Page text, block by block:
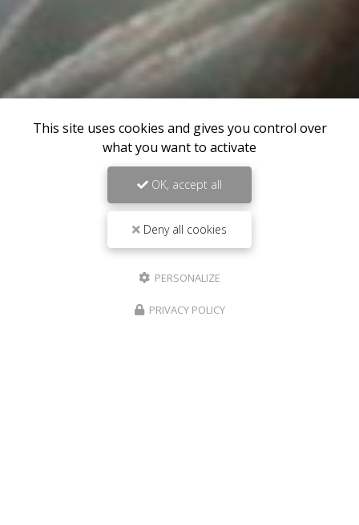
This site uses cookies and gives you control over
what you want to activate
OK, accept all
Deny all cookies
PERSONALIZE
PRIVACY POLICY